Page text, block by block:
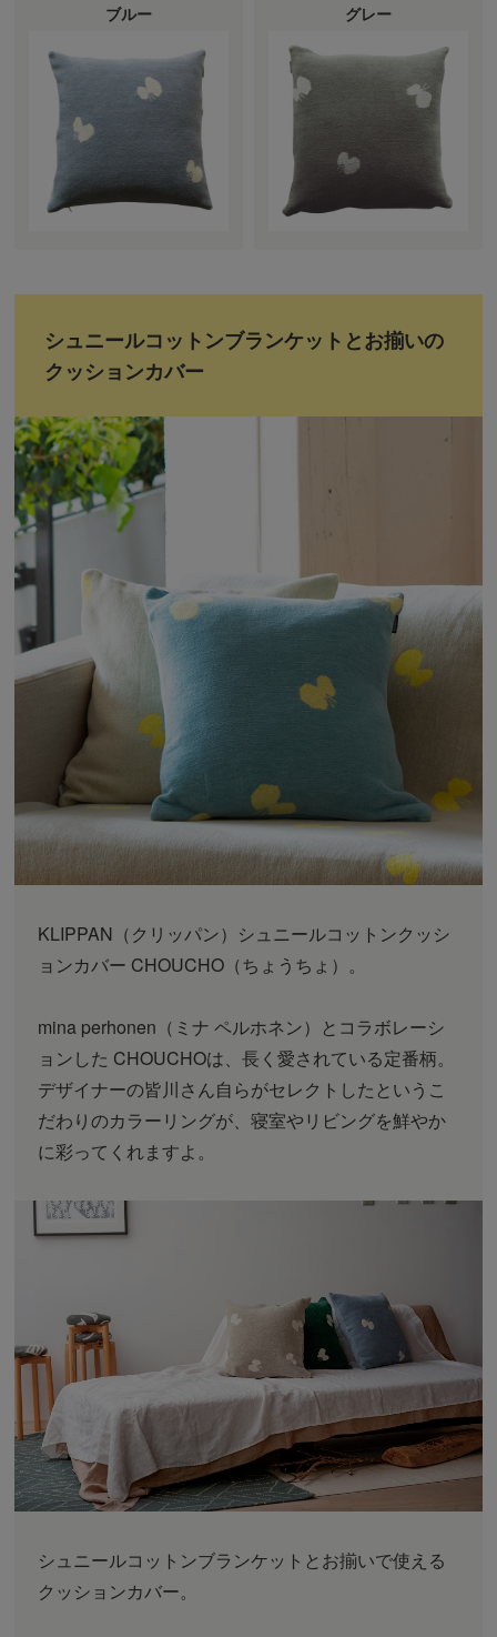
ブルー グレー
シュニールコットンブランケットとお揃いの
クッションカバー
KLIPPAN（クリッパン）シュニールコットンクッシ
ョンカバー CHOUCHO（ちょうちょ）。
mina perhonen（ミナ ペルホネン）とコラボレーシ
ョンした CHOUCHOは、長く愛されている定番柄。
デザイナーの皆川さん自らがセレクトしたというこ
だわりのカラーリングが、寝室やリビングを鮮やか
に彩ってくれますよ。
シュニールコットンブランケットとお揃いで使える
クッションカバー。